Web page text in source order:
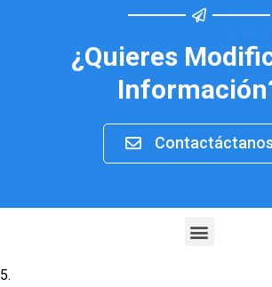
¿Quieres
Contactáctanos
Menu
5.